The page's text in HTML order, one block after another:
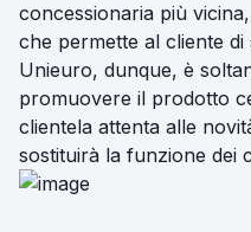
concessionaria più
che permette al cliente
Unieuro, dunque, è
promuovere il prodotto
clientela attenta alle
sostituirà la funzione dei